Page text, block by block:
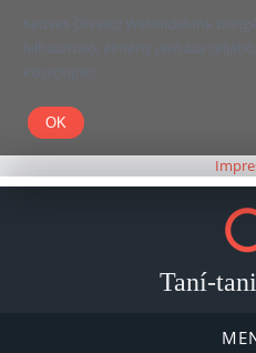
Kedves Olvasó! Weboldalunk
felhasználói élmény javítása
Köszönjük!
Taní-